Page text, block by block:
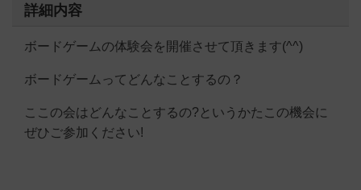
詳細内容
ボードゲームの体験会を開催させて頂きます(^^)
ボードゲームってどんなことするの？
ここの会はどんなことするの?というかたこの機会に
ぜひご参加ください!